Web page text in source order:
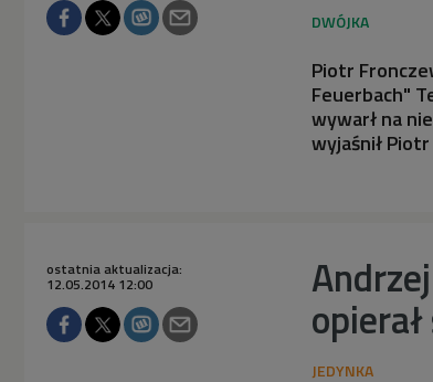
Piotr
Feuerbach"
wywarł na
wyjaśnił
ostatnia aktualizacja:
12.05.2014 12:00